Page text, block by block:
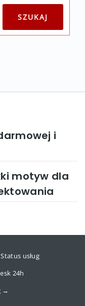
i
motyw dla
Status usług
24h
→